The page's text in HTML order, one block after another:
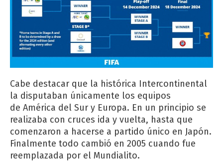
Cabe destacar que la histórica Intercontinental
la disputaban únicamente los equipos
de América del Sur y Europa. En un principio se
realizaba con cruces ida y vuelta, hasta que
comenzaron a hacerse a partido único en Japón.
Finalmente todo cambió en 2005 cuando fue
reemplazada por el Mundialito.